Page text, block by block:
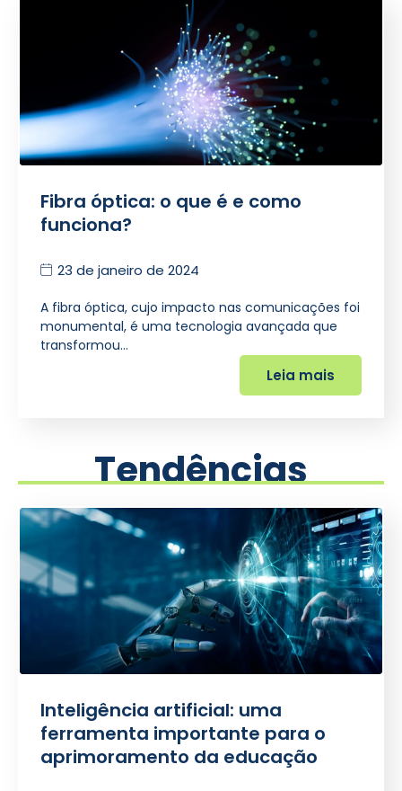
Fibra óptica: o que é e como
funciona?
23 de janeiro de 2024
A fibra óptica, cujo impacto nas comunicações foi
monumental, é uma tecnologia avançada que
transformou…
Leia mais
Tendências
Inteligência artificial: uma
ferramenta importante para o
aprimoramento da educação